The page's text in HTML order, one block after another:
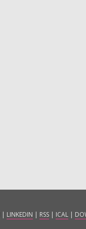
| LINKEDIN | RSS | ICAL |